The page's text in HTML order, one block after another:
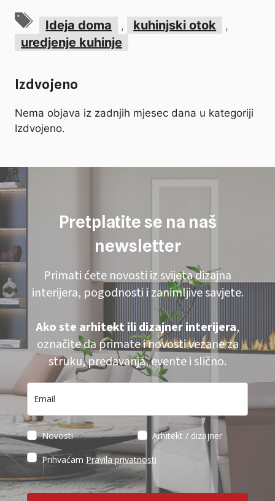
Oznake
Ideja doma , kuhinjski otok ,
uredjenje kuhinje
Izdvojeno
Nema objava iz zadnjih mjesec dana u kategoriji
Izdvojeno.
Pretplatite se na naš
newsletter
Primati ćete novosti iz svijeta dizajna
interijera, pogodnosti i zanimljive savjete.
Ako ste arhitekt ili dizajner interijera,
označite da primate i novosti vezane za
struku, predavanja, evente i slično.
Novosti Arhitekt / dizajner
Prihvaćam Pravila privatnosti